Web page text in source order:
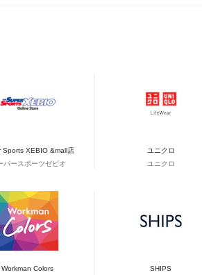
Sports XEBIO &mall店
パースポーツゼビオ
ユニクロ
ユニクロ
Workman Colors
SHIPS